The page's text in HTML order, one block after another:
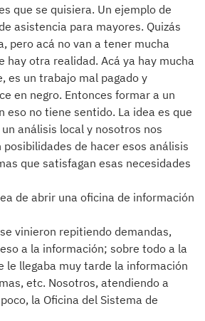
que se quisiera. Un ejemplo de
asistencia para mayores. Quizás
pero acá no van a tener mucha
hay otra realidad. Acá ya hay mucha
es un trabajo mal pagado y
en negro. Entonces formar a un
eso no tiene sentido. La idea es que
análisis local y nosotros nos
de hacer esos análisis
que satisfagan esas necesidades
de abrir una oficina de información
vinieron repitiendo demandas,
a la información; sobre todo a la
le llegaba muy tarde la información
etc. Nosotros, atendiendo a
la Oficina del Sistema de